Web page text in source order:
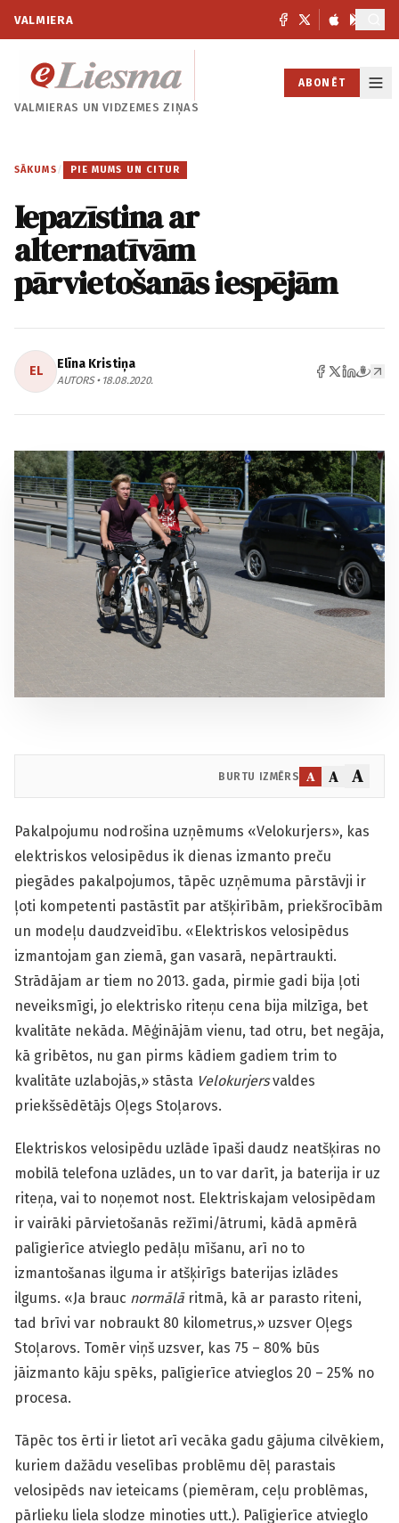
VALMIERA
VALMIERAS UNVIDZEMES ZIŅAS
ABONĒT
SĀKUMS / PIE MUMS UN CITUR
Iepazīstina ar
alternatīvām
pārvietošanās iespējām
EL Elīna Kristiņa
AUTORS • 18.08.2020.
BURTU IZMĒRS A A A
Pakalpojumu nodrošina uzņēmums «Velokurjers», kas
elektriskos velosipēdus ik dienas izmanto preču
piegādes pakalpojumos, tāpēc uzņēmuma pārstāvji ir
ļoti kompetenti pastāstīt par atšķirībām, priekšrocībām
un modeļu daudzveidību. «Elektriskos velosipēdus
izmantojam gan ziemā, gan vasarā, nepārtraukti.
Strādājam ar tiem no 2013. gada, pirmie gadi bija ļoti
neveiksmīgi, jo elektrisko riteņu cena bija milzīga, bet
kvalitāte nekāda. Mēģinājām vienu, tad otru, bet negāja,
kā gribētos, nu gan pirms kādiem gadiem trim to
kvalitāte uzlabojās,» stāsta Velokurjersvaldes
priekšsēdētājs Oļegs Stoļarovs.
Elektriskos velosipēdu uzlāde īpaši daudz neatšķiras no
mobilā telefona uzlādes, un to var darīt, ja baterija ir uz
riteņa, vai to noņemot nost. Elektriskajam velosipēdam
ir vairāki pārvietošanās režīmi/ātrumi, kādā apmērā
palīgierīce atvieglo pedāļu mīšanu, arī no to
izmantošanas ilguma ir atšķirīgs baterijas izlādes
ilgums. «Ja brauc normālāritmā, kā ar parasto riteni,
tad brīvi var nobraukt 80 kilometrus,» uzsver Oļegs
Stoļarovs. Tomēr viņš uzsver, kas 75 – 80% būs
jāizmanto kāju spēks, palīgierīce atvieglos 20 – 25% no
procesa.
Tāpēc tos ērti ir lietot arī vecāka gadu gājuma cilvēkiem,
kuriem dažādu veselības problēmu dēļ parastais
velosipēds nav ieteicams (piemēram, ceļu problēmas,
pārlieku liela slodze minoties utt.). Palīgierīce atvieglo